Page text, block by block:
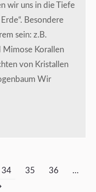
wir uns in die Tiefe
Besondere
sein: z.B.
Mimose Korallen
von Kristallen
Wir
34 35 36
…